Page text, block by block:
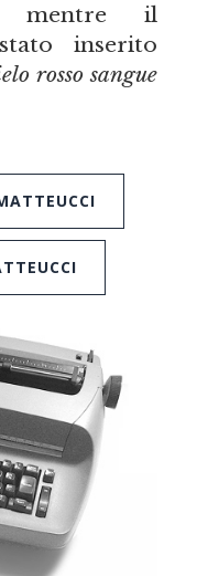
mentre il
inserito
rosso sangue